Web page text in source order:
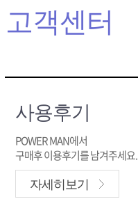
고객센터
사용후기
POWER MAN에서
구매후 이용후기를 남겨주세요.
자세히보기